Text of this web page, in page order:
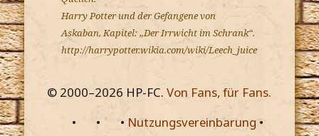
Harry Potter und der Gefangene von
Askaban, Kapitel: „Der Irrwicht im Schrank“.
http://harrypotter.wikia.com/wiki/Leech_juice
© 2000–2026 HP-FC.Von Fans, für Fans.
•
• • Nutzungsvereinbarung•